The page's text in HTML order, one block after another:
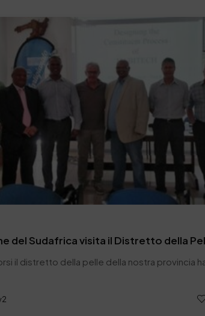
del Sudafrica visita il Distretto della
il distretto della pelle della nostra provincia